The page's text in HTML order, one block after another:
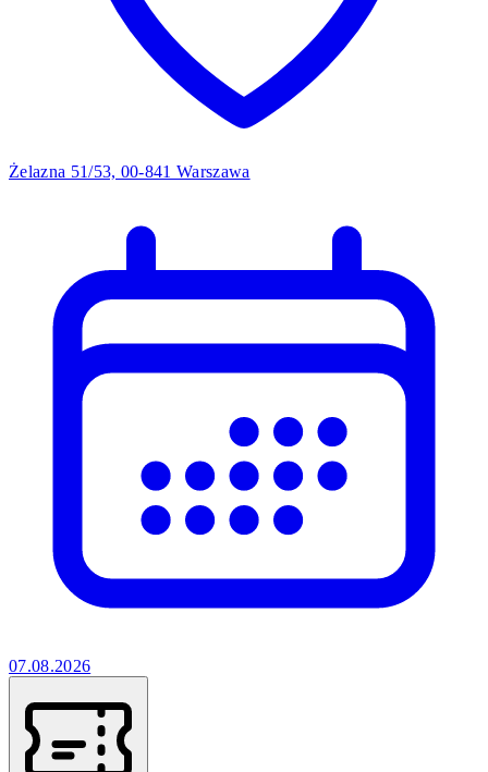
Żelazna 51/53, 00-841 Warszawa
07.08.2026